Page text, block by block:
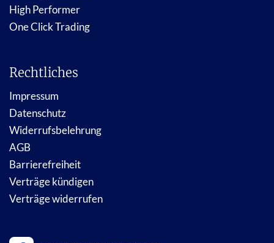
High Performer
One Click Trading
Rechtliches
Impressum
Datenschutz
Widerrufsbelehrung
AGB
Barrierefreiheit
Verträge kündigen
Verträge widerrufen